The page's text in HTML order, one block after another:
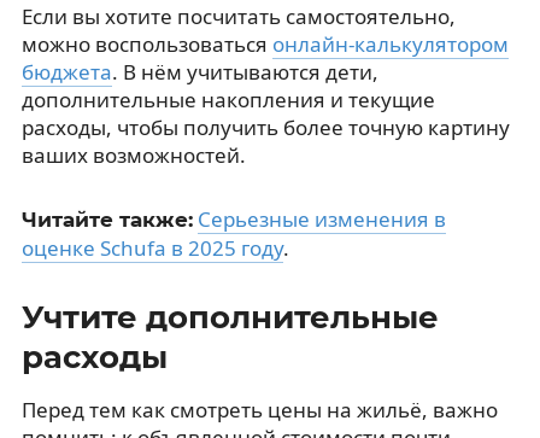
Если вы хотите посчитать самостоятельно,
можно воспользоваться онлайн-калькулятором
бюджета. В нём учитываются дети,
дополнительные накопления и текущие
расходы, чтобы получить более точную картину
ваших возможностей.
Читайте также: Серьезные изменения в
оценке Schufa в 2025 году.
Учтите дополнительные
расходы
Перед тем как смотреть цены на жильё, важно